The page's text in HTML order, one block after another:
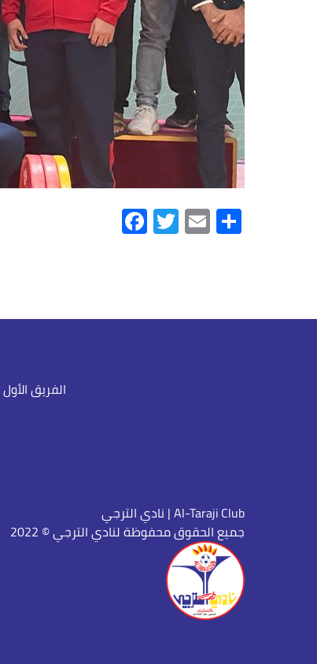
Facebook
Twitter
Email
الفريق الأول
نادي الترجي | Al-Taraji Club
جميع الحقوق محفوظة لنادي الترجي © 2022